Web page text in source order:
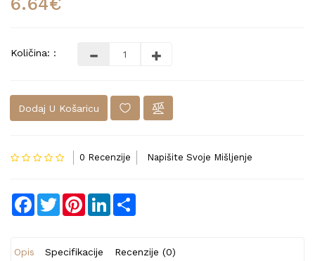
Količina: :
Dodaj U Košaricu
0 Recenzije Napišite Svoje Mišljenje
Facebook
TwitterPinterestLinkedIn
Opis Specifikacije Recenzije (0)